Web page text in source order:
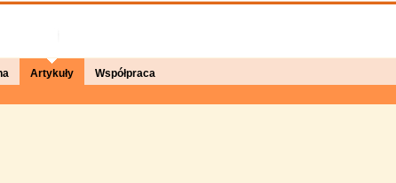
Artykuły Współpraca